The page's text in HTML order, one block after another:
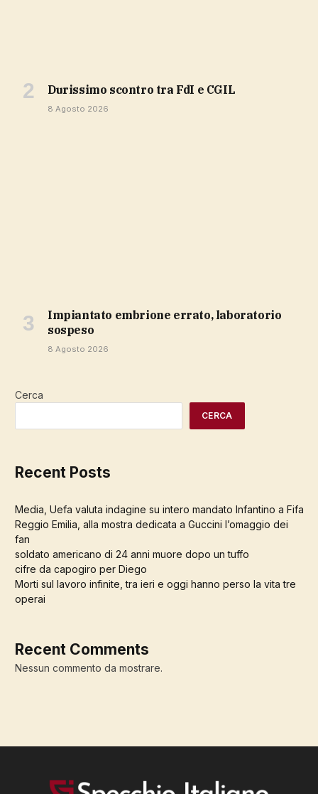
durissimo scontro tra FdI e CGIL
8 Agosto 2026
impiantato embrione errato, laboratorio
sospeso
8 Agosto 2026
Cerca
CERCA
Recent Posts
Media, Uefa valuta indagine su intero mandato Infantino a Fifa
Reggio Emilia, alla mostra dedicata a Guccini l’omaggio dei
fan
soldato americano di 24 anni muore dopo un tuffo
cifre da capogiro per Diego
Morti sul lavoro infinite, tra ieri e oggi hanno perso la vita tre
operai
Recent Comments
Nessun commento da mostrare.